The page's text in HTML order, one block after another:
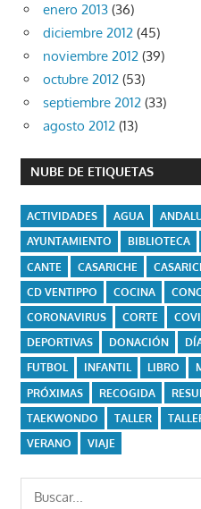
enero 2013 (36)
diciembre 2012 (45)
noviembre 2012 (39)
octubre 2012 (53)
septiembre 2012 (33)
agosto 2012 (13)
NUBE DE ETIQUETAS
ACTIVIDADES AGUA
AYUNTAMIENTO
BIBLIOTECA
CANTE
CASARICHE
CD VENTIPPO
COCINA
CORONAVIRUS
CORTE
DEPORTIVAS
DONACIÓN
FUTBOL
INFANTIL LIBRO
PRÓXIMAS
RECOGIDA
TAEKWONDO
TALLER
VERANO
VIAJE
Buscar: